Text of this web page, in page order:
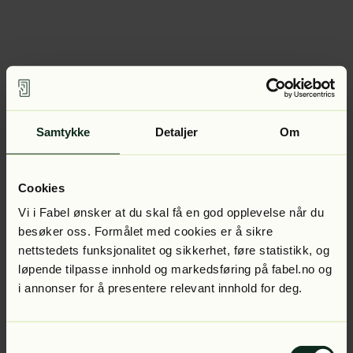
Samtykke Detaljer Om
Cookies
Vi i Fabel ønsker at du skal få en god opplevelse når du
besøker oss. Formålet med cookies er å sikre
nettstedets funksjonalitet og sikkerhet, føre statistikk, og
løpende tilpasse innhold og markedsføring på fabel.no og
i annonser for å presentere relevant innhold for deg.